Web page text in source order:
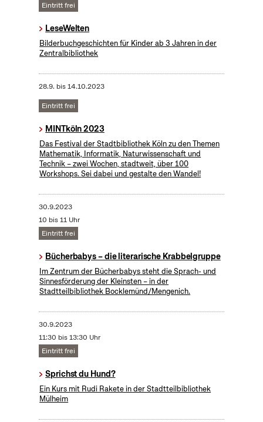
Eintritt frei
LeseWelten
Bilderbuchgeschichten für Kinder ab 3 Jahren in der
Zentralbibliothek
28.9. bis14.10.2023
Eintritt frei
MINTköln 2023
Das Festival der Stadtbibliothek Köln zu den Themen
Mathematik, Informatik, Naturwissenschaft und
Technik – zwei Wochen, stadtweit, über 100
Workshops. Sei dabei und gestalte den Wandel!
30.9.2023
10 bis 11 Uhr
Eintritt frei
Bücherbabys – die literarische Krabbelgruppe
Im Zentrum der Bücherbabys steht die Sprach- und
Sinnesförderung der Kleinsten – in der
Stadtteilbibliothek Bocklemünd/Mengenich.
30.9.2023
11:30 bis 13:30 Uhr
Eintritt frei
Sprichst du Hund?
Ein Kurs mit Rudi Rakete in der Stadtteilbibliothek
Mülheim